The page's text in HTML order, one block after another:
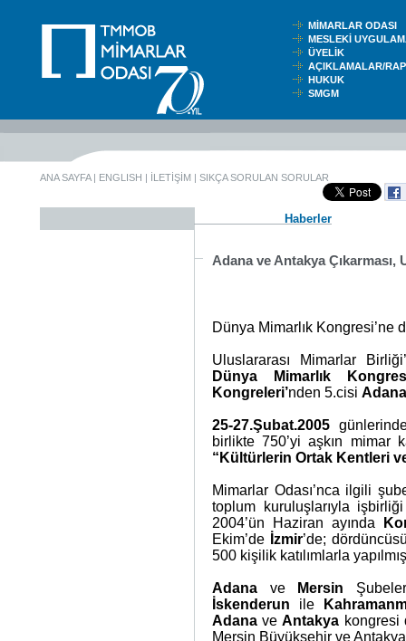
MİMARLAR ODASI
MESLEKİ
ÜYELİK
AÇIKLAMALAR/
HUKUK
SMGM
ANA SAYFA| ENGLISH | İLETİŞİM | SIKÇA SORULAN SORULAR
Haberler
Adana ve Antakya
Dünya Mimarlık
Uluslararası Mimarlar
Dünya Mimarlık
Kongreleri’nden 5.cisi Adana
25-27.Şubat.2005
birlikte 750’yi aşkın mimar
“Kültürlerin Ortak Kentleri
Mimarlar Odası’nca ilgili
toplum kuruluşlarıyla
2004’ün Haziran ayında
Ekim’de İzmir’de;
500 kişilik katılımlarla
Adana ve Mersin
İskenderun ile
Adana veAntakya kongresi
Mersin Büyükşehir ve